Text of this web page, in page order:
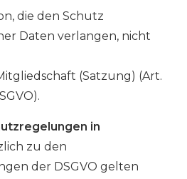
die den Schutz
Daten verlangen, nicht
(Satzung) (Art.
in
zu den
der DSGVO gelten